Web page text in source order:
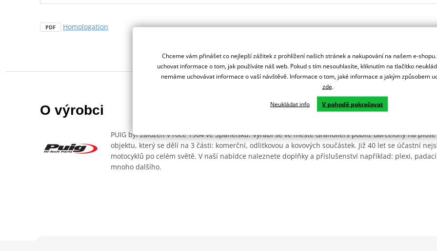
PDF Homologation
O výrobci
PUIG byl založen v roce 1964 ve Španělsku. Vyrábí se ve městě Granollers poblíž Barcelony na ploše
objektu, který se dělí na 3 části: komerční, odlitkovou a kovových součástek. Již 40 let se účastní
motocyklů po celém světě. V naší nabídce naleznete doplňky a příslušenství například: plexi,
mnoho dalšího.
Chceme vám přinášet co nejlepší zážitek z prohlížení našich stránek a nakupování na našem e-
uchovat informace o tom, jak používáte náš web. Pokud s tím nesouhlasíte, kliknutím na tlačítko
nemáme uchovávat informace o vaší návštěvě. Informace o tom, jaké informace a jakým způsobem
zde.
Neukládat info V pohodě pokračovat